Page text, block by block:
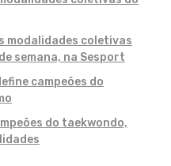
modalidades coletivas
semana, na Sesport
campeões do
do taekwondo,